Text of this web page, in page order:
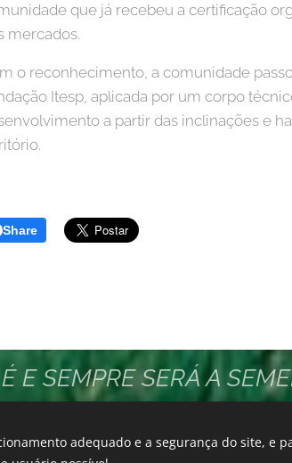
que já recebeu a certificação
mercados.
o reconhecimento, a comunidade
Itesp, aplicada por um corpo
a partir das inclinações e
Share
E SEMPRE SERÁ A
adequado e a segurança do site, e